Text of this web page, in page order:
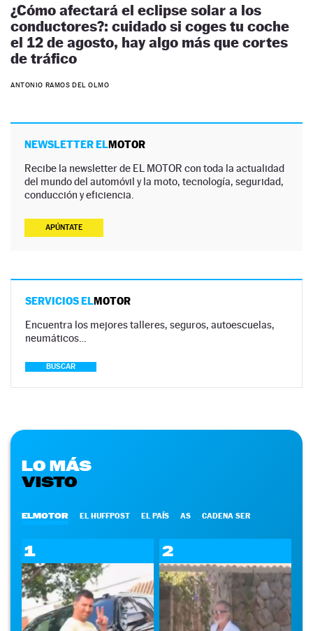
¿Cómo afectará el eclipse solar a los
conductores?: cuidado si coges tu coche
el 12 de agosto, hay algo más que cortes
de tráfico
ANTONIO RAMOS DEL OLMO
NEWSLETTER ELMOTOR
Recibe la newsletter de EL MOTOR con toda la actualidad
del mundo del automóvil y la moto, tecnología, seguridad,
conducción y eficiencia.
APÚNTATE
SERVICIOS ELMOTOR
Encuentra los mejores talleres, seguros, autoescuelas,
neumáticos…
BUSCAR
LO MÁS
VISTO
ELMOTOR EL HUFFPOST EL PAÍS AS CADENA SER
1 2